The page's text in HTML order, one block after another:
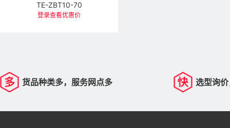
TE-ZBT10-70
登录查看优惠价
货品种类多，服务网点多 选型询